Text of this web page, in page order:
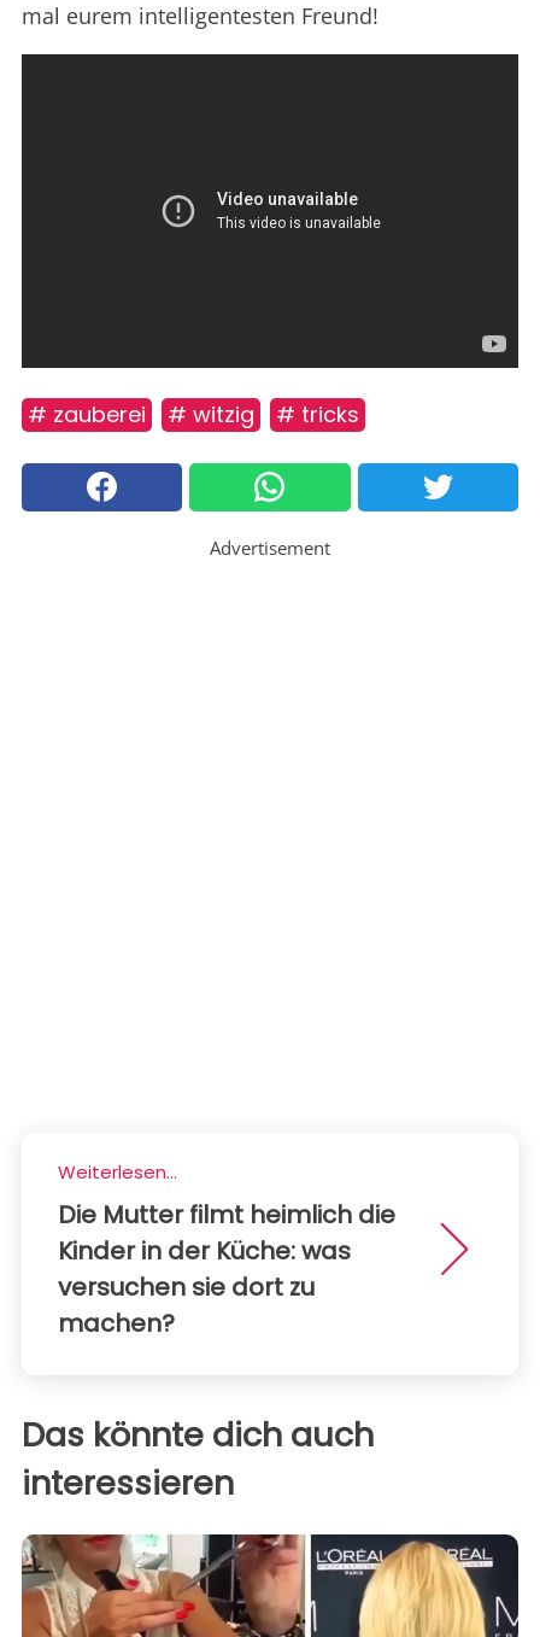
mal eurem intelligentesten Freund!
# zauberei # witzig # tricks
Advertisement
Weiterlesen...
Die Mutter filmt heimlich die
Kinder in der Küche: was
versuchen sie dort zu
machen?
Das könnte dich auch
interessieren